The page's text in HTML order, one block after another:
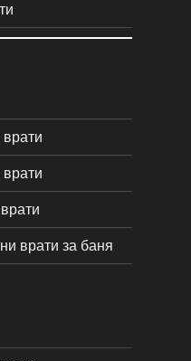
врати за баня